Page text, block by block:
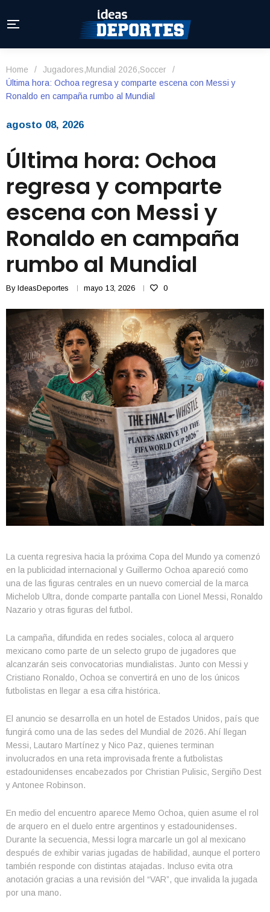
Home / Jugadores,Mundial 2026,Soccer
/
Última hora: Ochoa regresa y comparte escena con Messi y
Ronaldo en campaña rumbo al Mundial
agosto 08, 2026
Última hora: Ochoa
regresa y comparte
escena con Messi y
Ronaldo en campaña
rumbo al Mundial
By IdeasDeportes mayo 13, 2026 0
La cuenta regresiva hacia la próxima Copa del Mundo ya comenzó
en la publicidad internacional y Guillermo Ochoa apareció como
una de las figuras centrales en un nuevo comercial de la marca
Michelob Ultra, donde comparte pantalla con Lionel Messi, Ronaldo
Nazario y otras figuras del futbol.
La campaña, difundida en redes sociales, coloca al arquero
mexicano como parte de un selecto grupo de jugadores que
alcanzarán seis convocatorias mundialistas. Junto con Messi y
Cristiano Ronaldo, Ochoa se convertirá en uno de los únicos
futbolistas en llegar a esa cifra histórica.
El anuncio se desarrolla en un hotel de Estados Unidos, país que
fungirá como una de las sedes del Mundial de 2026. Ahí llegan
Messi, Lautaro Martínez y Nico Paz, quienes terminan
involucrados en una reta improvisada frente a futbolistas
estadounidenses encabezados por Christian Pulisic, Sergiño Dest
y Antonee Robinson.
En medio del encuentro aparece Memo Ochoa, quien asume el rol
de arquero en el duelo entre argentinos y estadounidenses.
Durante la secuencia, Messi logra marcarle un gol al mexicano
después de exhibir varias jugadas de habilidad, aunque el portero
también responde con distintas atajadas. Incluso evita otra
anotación gracias a una revisión del “VAR”, que invalida la jugada
por una mano.